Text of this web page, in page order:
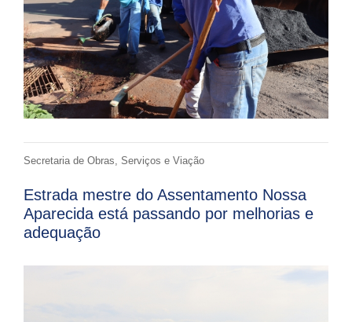
Secretaria de Obras, Serviços e Viação
Estrada mestre do Assentamento Nossa
Aparecida está passando por melhorias e
adequação